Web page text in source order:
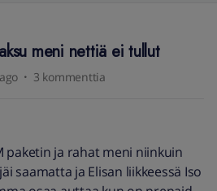
meni nettiä ei tullut
3 kommenttia
paketin ja rahat meni niinkuin
saamatta ja Elisan liikkeessä Iso